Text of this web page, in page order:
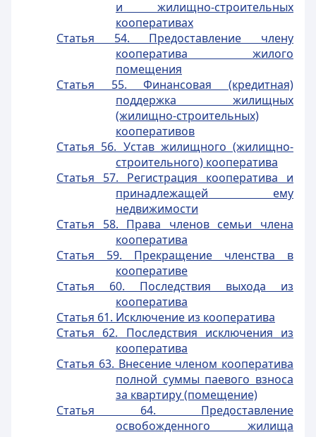
и жилищно-строительных
кооперативах
Статья 54. Предоставление члену
кооператива жилого
помещения
Статья 55. Финансовая (кредитная)
поддержка жилищных
(жилищно-строительных)
кооперативов
Статья 56. Устав жилищного (жилищно-
строительного) кооператива
Статья 57. Регистрация кооператива и
принадлежащей ему
недвижимости
Статья 58. Права членов семьи члена
кооператива
Статья 59. Прекращение членства в
кооперативе
Статья 60. Последствия выхода из
кооператива
Статья 61. Исключение из кооператива
Статья 62. Последствия исключения из
кооператива
Статья 63. Внесение членом кооператива
полной суммы паевого взноса
за квартиру (помещение)
Статья 64. Предоставление
освобожденного жилища